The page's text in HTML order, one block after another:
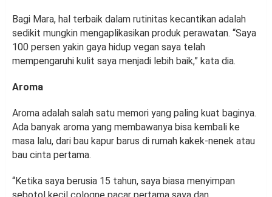
Bagi Mara, hal terbaik dalam rutinitas kecantikan adalah
sedikit mungkin mengaplikasikan produk perawatan. “Saya
100 persen yakin gaya hidup vegan saya telah
mempengaruhi kulit saya menjadi lebih baik,” kata dia.
Aroma
Aroma adalah salah satu memori yang paling kuat baginya.
Ada banyak aroma yang membawanya bisa kembali ke
masa lalu, dari bau kapur barus di rumah kakek-nenek atau
bau cinta pertama.
“Ketika saya berusia 15 tahun, saya biasa menyimpan